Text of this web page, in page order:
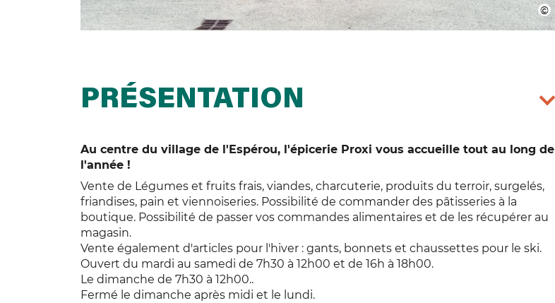
PRÉSENTATION
Au centre du village de l'Espérou, l'épicerie Proxi vous accueille tout au long de
l'année !
Vente de Légumes et fruits frais, viandes, charcuterie, produits du terroir, surgelés,
friandises, pain et viennoiseries. Possibilité de commander des pâtisseries à la
boutique. Possibilité de passer vos commandes alimentaires et de les récupérer au
magasin.
Vente également d'articles pour l'hiver : gants, bonnets et chaussettes pour le ski.
Ouvert du mardi au samedi de 7h30 à 12h00 et de 16h à 18h00.
Le dimanche de 7h30 à 12h00..
Fermé le dimanche après midi et le lundi.